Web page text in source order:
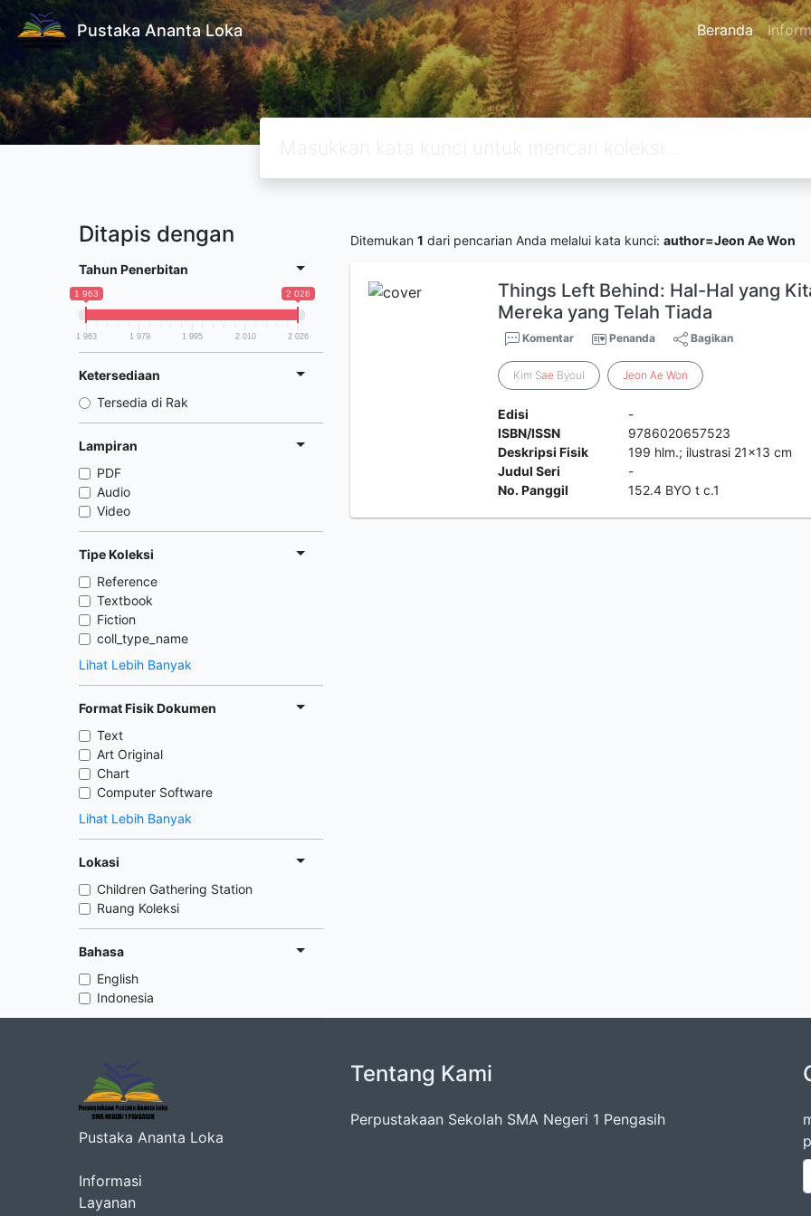
Pustaka Ananta Loka Beranda
Ditapis dengan
Tahun Penerbitan
1 963 2 026
1 963 1 979 1 995 2 010 2 026
Ketersediaan
Tersedia di Rak
Lampiran
PDF
Audio
Video
Tipe Koleksi
Reference
Textbook
Fiction
coll_type_name
Lihat Lebih Banyak
Format Fisik Dokumen
Text
Art Original
Chart
Computer Software
Lihat Lebih Banyak
Lokasi
Children Gathering Station
Ruang Koleksi
Bahasa
English
Indonesia
Ditemukan 1 dari pencarian Anda melalui kata kunci: author=Jeon Ae Won
Things Left Behind: Hal-Hal yang
Mereka yang Telah Tiada
Komentar Penanda Bagikan
Kim Sae Byoul Jeon Ae Won
Edisi
-
ISBN/ISSN
9786020657523
Deskripsi Fisik
199 hlm.; ilustrasi 21x13 cm
Judul Seri
-
No. Panggil
152.4 BYO t c.1
Pustaka Ananta Loka
Informasi
Layanan
Tentang Kami
Perpustakaan Sekolah SMA Negeri 1 Pengasih